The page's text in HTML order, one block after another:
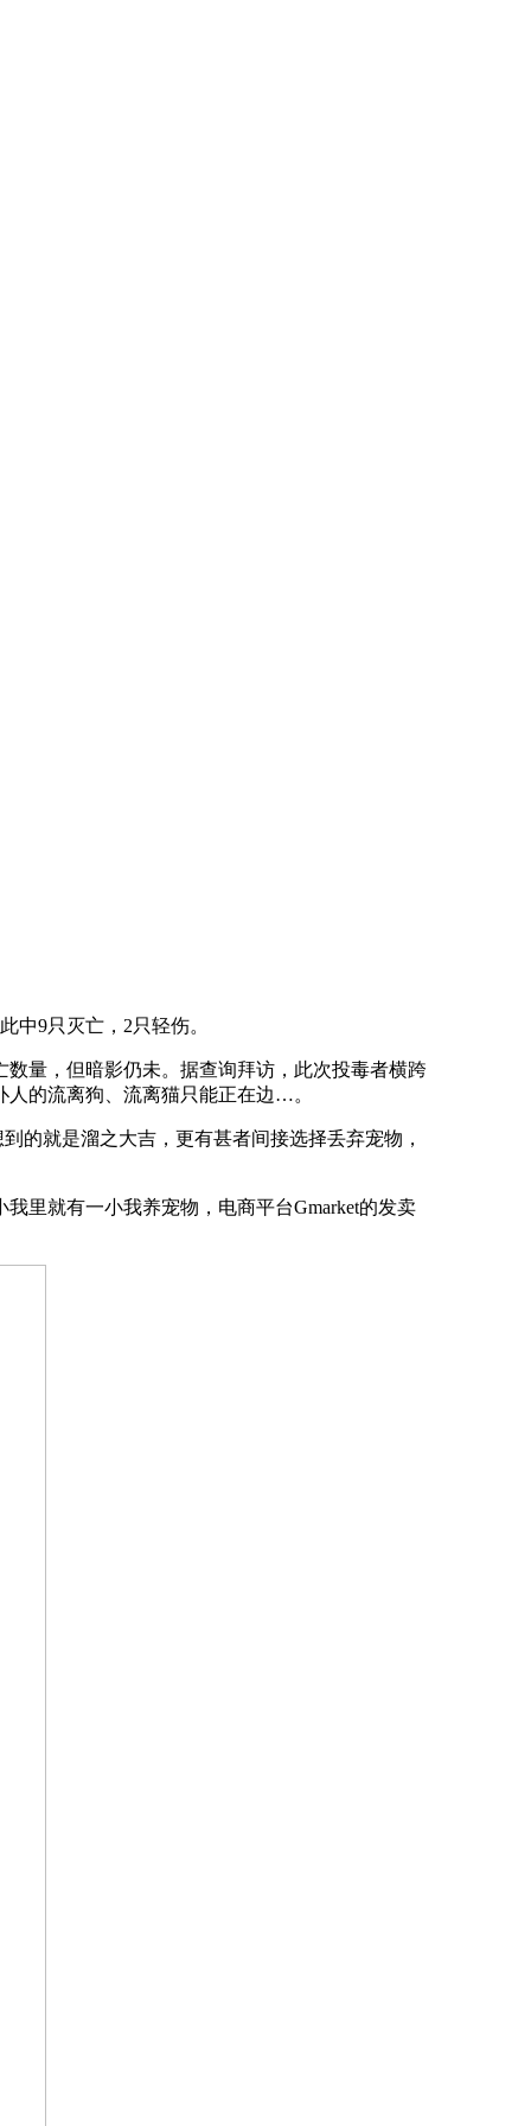
9只灭亡，2只轻伤。
量，但暗影仍未。据查询拜访，此次投毒者横跨
的流离狗、流离猫只能正在边…。
就是溜之大吉，更有甚者间接选择丢弃宠物，
里就有一小我养宠物，电商平台Gmarket的发卖